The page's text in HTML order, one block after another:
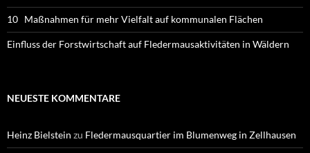
10 Maßnahmen für mehr Vielfalt auf kommunalen Flächen
Einfluss der Forstwirtschaft auf Fledermausaktivitäten in Wäldern
NEUESTE KOMMENTARE
Heinz Bielstein zu Fledermausquartier im Blumenweg in Zellhausen